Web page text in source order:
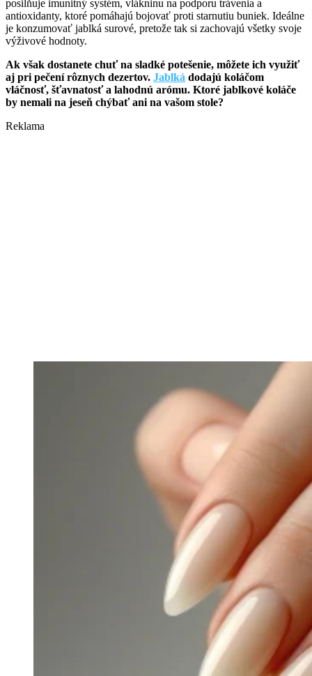
posilňuje imunitný systém, vlákninu na podporu trávenia a
antioxidanty, ktoré pomáhajú bojovať proti starnutiu buniek. Ideálne
je konzumovať jablká surové, pretože tak si zachovajú všetky svoje
výživové hodnoty.
Ak však dostanete chuť na sladké potešenie, môžete ich využiť
aj pri pečení rôznych dezertov. Jablká dodajú koláčom
vláčnosť, šťavnatosť a lahodnú arómu. Ktoré jablkové koláče
by nemali na jeseň chýbať ani na vašom stole?
Reklama